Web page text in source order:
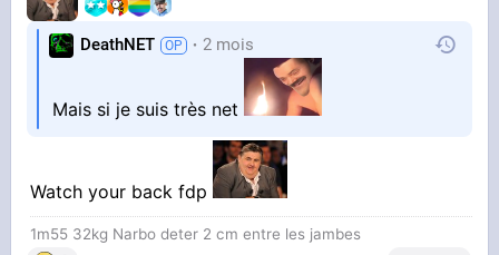
THE DOOR RIGHT THERE !!!
DeathNET 2 mois
Mais si je suis très net
Watch your back fdp
1m55 32kg Narbo deter 2 cm entre les jambes